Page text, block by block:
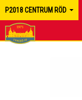
P2018 CENTRUM RÖD